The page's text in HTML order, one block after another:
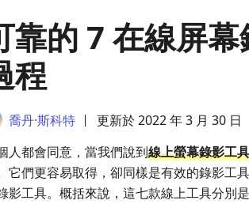
靠的 7 在線屏
程
喬丹·斯科特 更新於 2022 年 3 月 30 日
人都會同意，當我們說到線上螢幕錄影工具
它們更容易取得，卻同樣是有效的錄影工
影工具。概括來說，這七款線上工具分